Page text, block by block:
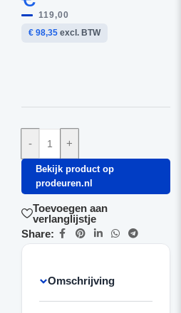
119,00
€ 98,35excl. BTW
- +
Bekijk product op
prodeuren.nl
Toevoegen aan
verlanglijstje
Share:
Omschrijving